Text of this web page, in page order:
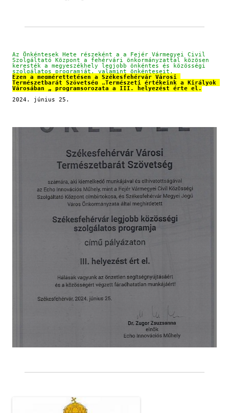
Az Önkéntesek Hete részeként a a Fejér Vármegyei Civil
Szolgáltató Központ a fehérvári önkormányzattal közösen
keresték a megyeszékhely legjobb önkéntes és közösségi
szolgálatos programját, valamint önkénteseit.
Ezen a megmérettetésen a Székesfehérvár Városi
Természetbarát Szövetség „Természeti értékeink a Királyok
Városában „ programsorozata a III. helyezést érte el.
2024. június 25.